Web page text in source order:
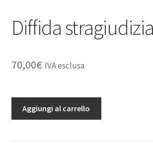
Diffida
70,00€ IVA esclusa
stragiudiziale
Aggiungi al carrello